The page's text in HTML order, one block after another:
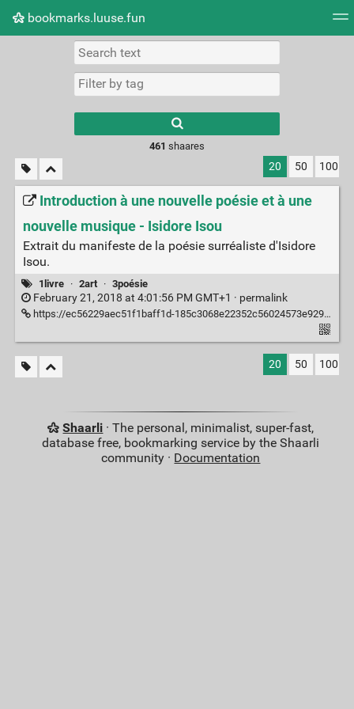
bookmarks.luuse.fun
Picture wall
results.
461 shaares
20 50 100
Introduction à une nouvelle poésie et à une
nouvelle musique - Isidore Isou
Extrait du manifeste de la poésie surréaliste d'Isidore
Isou.
1livre · 2art · 3poésie
February 21, 2018 at 4:01:56 PM GMT+1 · permalink
https://ec56229aec51f1baff1d-185c3068e22352c56024573e929788ff.ssl.cf1.rackcdn.com/attachments/original/9/3/7/002623937.pdf
20 50 100
Shaarli · The personal, minimalist, super-fast,
database free, bookmarking service by the Shaarli
community · Documentation